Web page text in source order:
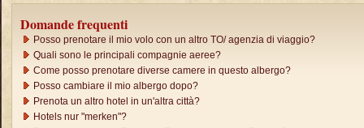
Domande frequenti
Posso prenotare il mio volo con un altro TO/ agenzia di viaggio?
Quali sono le principali compagnie aeree?
Come posso prenotare diverse camere in questo albergo?
Posso cambiare il mio albergo dopo?
Prenota un altro hotel in un'altra città?
Hotels nur "merken"?